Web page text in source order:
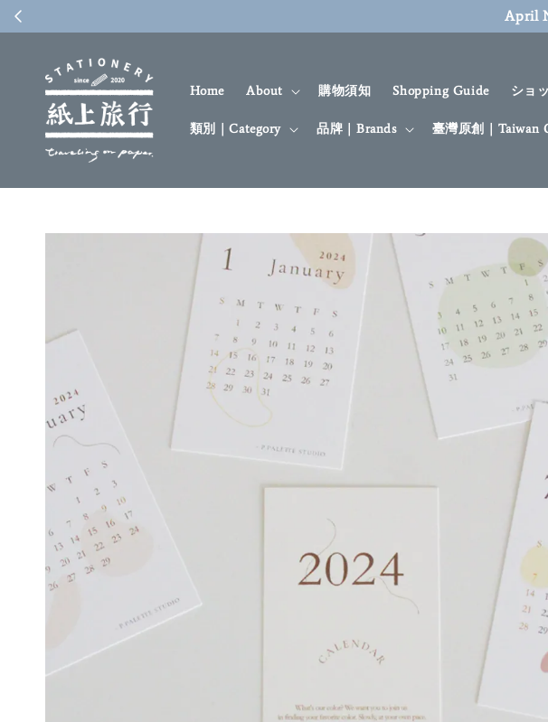
April
Home About 購物須知 Shopping Guide ショ
類別｜Category 品牌｜Brands 臺灣原創｜Taiwan